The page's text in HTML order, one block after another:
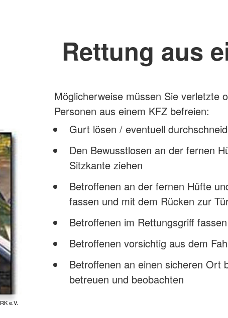
e.V.
Rettung aus
Möglicherweise müssen Sie verletzte
Personen aus einem KFZ befreien:
Gurt lösen / eventuell
Den Bewusstlosen an der fernen
Sitzkante ziehen
Betroffenen an der fernen Hüfte
fassen und mit dem Rücken zur
Betroffenen im Rettungsgriff fassen
Betroffenen vorsichtig aus dem
Betroffenen an einen sicheren Ort
betreuen und beobachten